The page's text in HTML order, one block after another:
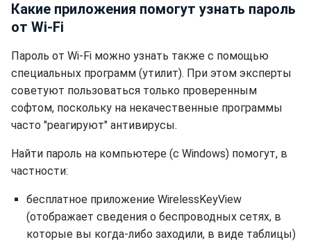
Какие приложения помогут узнать пароль
от Wi-Fi
Пароль от Wi-Fi можно узнать также с помощью
специальных программ (утилит). При этом эксперты
советуют пользоваться только проверенным
софтом, поскольку на некачественные программы
часто "реагируют" антивирусы.
Найти пароль на компьютере (с Windows) помогут, в
частности:
бесплатное приложение WirelessKeyView
(отображает сведения о беспроводных сетях, в
которые вы когда-либо заходили, в виде таблицы)